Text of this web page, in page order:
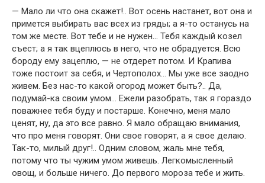
— Мало ли что она скажет!.. Вот осень настанет, вот она и
примется выбирать вас всех из гряды; а я-то останусь на
том же месте. Вот тебе и не нужен… Тебя каждый козел
съест; а я так вцеплюсь в него, что не обрадуется. Всю
бороду ему зацеплю, — не отдерет потом. И Крапива
тоже постоит за себя, и Чертополох… Мы уже все заодно
живем. Без нас-то какой огород может быть?.. Да,
подумай-ка своим умом… Ежели разобрать, так я гораздо
поважнее тебя буду и постарше. Конечно, меня мало
ценят, ну, да это все равно. Я мало обращаю внимания,
что про меня говорят. Они свое говорят, а я свое делаю.
Так-то, милый друг!.. Одним словом, жаль мне тебя,
потому что ты чужим умом живешь. Легкомысленный
овощ, и больше ничего. До первого мороза тебе и жить.